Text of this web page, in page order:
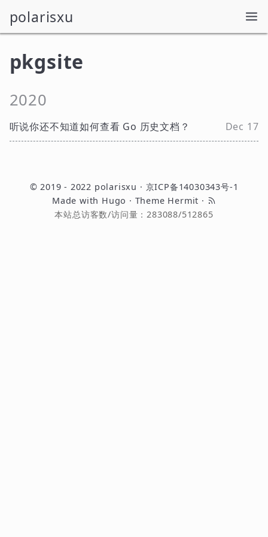
polarisxu
pkgsite
2020
听说你还不知道如何查看 Go 历史文档？ Dec 17
© 2019 - 2022 polarisxu · 京ICP备14030343号-1
Made with Hugo · Theme Hermit ·
本站总访客数/访问量：283088/512865